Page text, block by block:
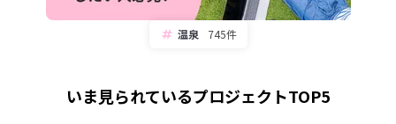
温泉 745件
いま見られているプロジェクトTOP5